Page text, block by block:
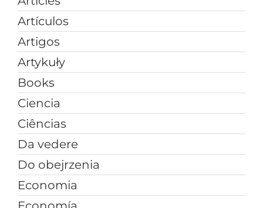
Artículos
Artigos
Artykuły
Books
Ciencia
Ciências
Da vedere
Do obejrzenia
Economia